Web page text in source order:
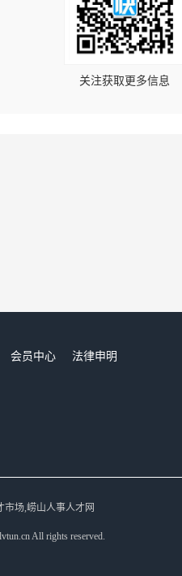
关注获取更多信息
会员中心
法律申明
市场,崂山人事人才网
All rights reserved.